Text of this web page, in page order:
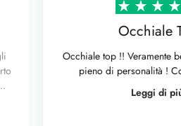
Occhiale
Occhiale top !! Veramente
pieno di personalità !
Leggi di